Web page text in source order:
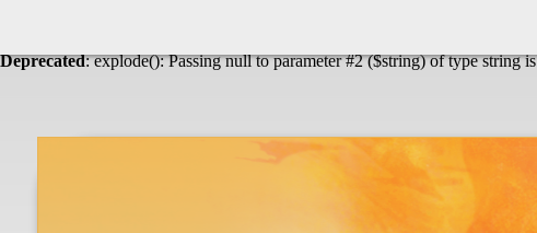
Deprecated: explode(): Passing null to parameter #2 ($string) of type string
Théâtre & vaudevilles